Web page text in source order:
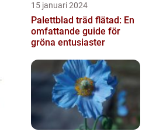
15 januari 2024
Palettblad träd flätad: En
omfattande guide för
gröna entusiaster